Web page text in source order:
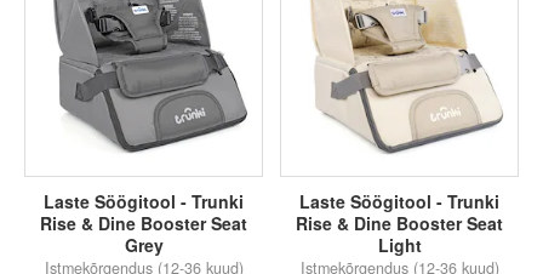
Laste Söögitool - Trunki
Rise & Dine Booster Seat
Grey
Istmekõrgendus (12-36 kuud)
Laste Söögitool - Trunki
Rise & Dine Booster Seat
Light
Istmekõrgendus (12-36 kuud)